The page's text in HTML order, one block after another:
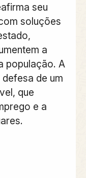
seu
soluções
a
população. A
de um
que
e a